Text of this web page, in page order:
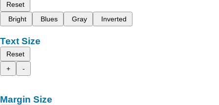
Reset
Bright
Blues Gray Inverted
Text Size
Reset
+
-
Margin Size